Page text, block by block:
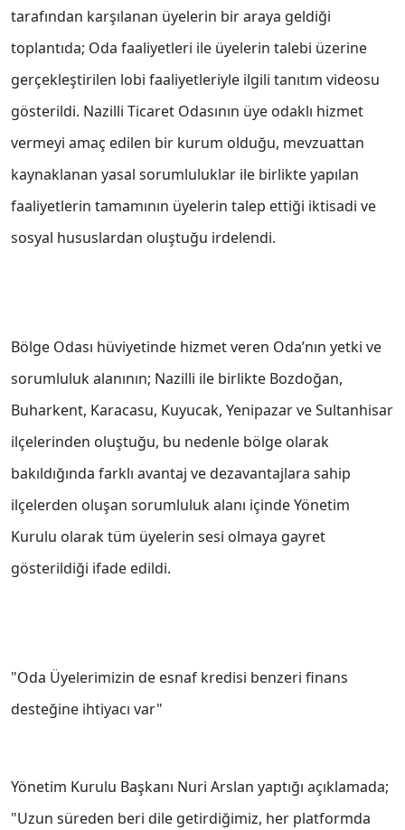
tarafından karşılanan üyelerin bir araya geldiği
toplantıda; Oda faaliyetleri ile üyelerin talebi üzerine
gerçekleştirilen lobi faaliyetleriyle ilgili tanıtım videosu
gösterildi. Nazilli Ticaret Odasının üye odaklı hizmet
vermeyi amaç edilen bir kurum olduğu, mevzuattan
kaynaklanan yasal sorumluluklar ile birlikte yapılan
faaliyetlerin tamamının üyelerin talep ettiği iktisadi ve
sosyal hususlardan oluştuğu irdelendi.
Bölge Odası hüviyetinde hizmet veren Oda’nın yetki ve
sorumluluk alanının; Nazilli ile birlikte Bozdoğan,
Buharkent, Karacasu, Kuyucak, Yenipazar ve Sultanhisar
ilçelerinden oluştuğu, bu nedenle bölge olarak
bakıldığında farklı avantaj ve dezavantajlara sahip
ilçelerden oluşan sorumluluk alanı içinde Yönetim
Kurulu olarak tüm üyelerin sesi olmaya gayret
gösterildiği ifade edildi.
"Oda Üyelerimizin de esnaf kredisi benzeri finans
desteğine ihtiyacı var"
Yönetim Kurulu Başkanı Nuri Arslan yaptığı açıklamada;
"Uzun süreden beri dile getirdiğimiz, her platformda